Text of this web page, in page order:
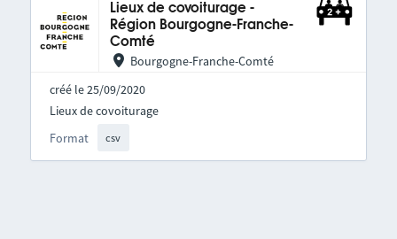
Lieux de covoiturage -
Région Bourgogne-Franche-
Comté
Bourgogne-Franche-Comté
créé le 25/09/2020
Format csv
Lieux de covoiturage